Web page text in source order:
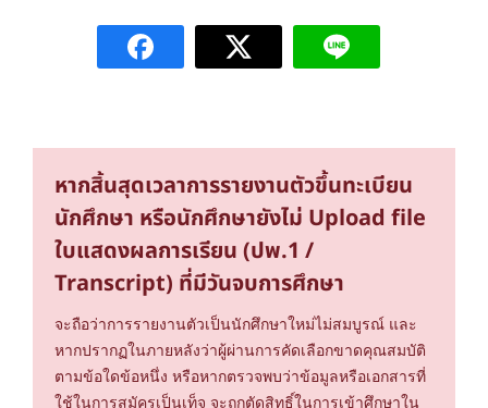
หากสิ้นสุดเวลาการรายงานตัวขึ้นทะเบียน
นักศึกษา หรือนักศึกษายังไม่ Upload file
ใบแสดงผลการเรียน (ปพ.1 /
Transcript) ที่มีวันจบการศึกษา
จะถือว่าการรายงานตัวเป็นนักศึกษาใหม่ไม่สมบูรณ์ และ
หากปรากฏในภายหลังว่าผู้ผ่านการคัดเลือกขาดคุณสมบัติ
ตามข้อใดข้อหนึ่ง หรือหากตรวจพบว่าข้อมูลหรือเอกสารที่
ใช้ในการสมัครเป็นเท็จ จะถูกตัดสิทธิ์ในการเข้าศึกษาใน